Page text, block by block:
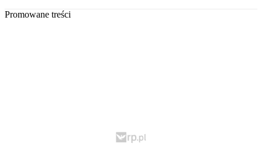
Promowane treści